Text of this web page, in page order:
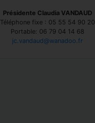
Présidente Claudia VANDAUD
Téléphone fixe : 05 55 54 90 20
Portable: 06 79 04 14 68
jc.vandaud@wanadoo.fr